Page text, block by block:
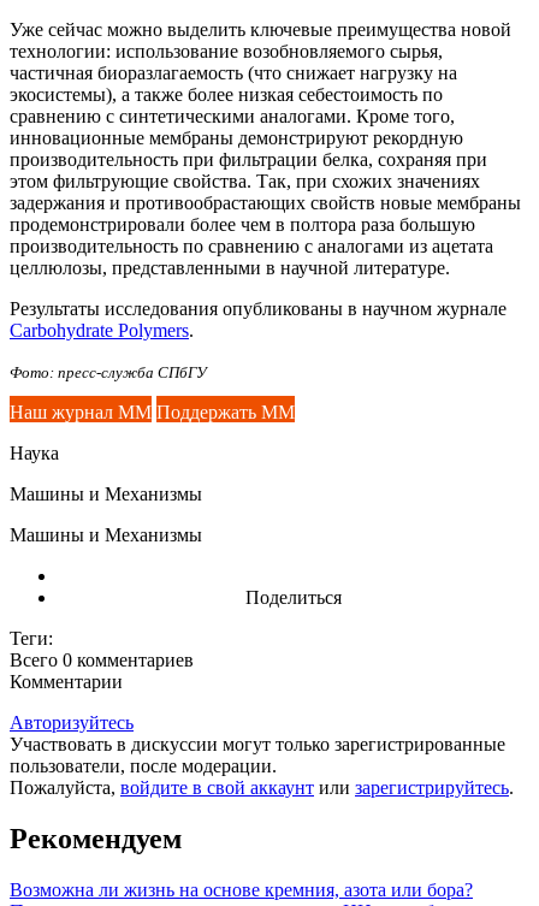
Уже сейчас можно выделить ключевые преимущества новой
технологии: использование возобновляемого сырья,
частичная биоразлагаемость (что снижает нагрузку на
экосистемы), а также более низкая себестоимость по
сравнению с синтетическими аналогами. Кроме того,
инновационные мембраны демонстрируют рекордную
производительность при фильтрации белка, сохраняя при
этом фильтрующие свойства. Так, при схожих значениях
задержания и противообрастающих свойств новые мембраны
продемонстрировали более чем в полтора раза большую
производительность по сравнению с аналогами из ацетата
целлюлозы, представленными в научной литературе.
Результаты исследования опубликованы в научном журнале
Carbohydrate Polymers.
Фото: пресс-служба СПбГУ
Наш журнал ММ Поддержать ММ
Наука
Машины и Механизмы
Машины и Механизмы
Поделиться
Теги:
Всего 0 комментариев
Комментарии
Авторизуйтесь
Участвовать в дискуссии могут только зарегистрированные
пользователи, после модерации.
Пожалуйста, войдите в свой аккаунт или зарегистрируйтесь.
Рекомендуем
Возможна ли жизнь на основе кремния, азота или бора?